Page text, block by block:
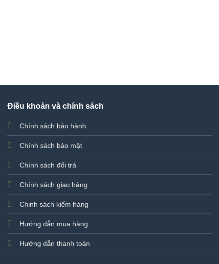
Điều khoản và chính sách
Chính sách bảo hành
Chính sách bảo mật
Chính sách đổi trả
Chính sách giao hàng
Chinh sách kiểm hàng
Hướng dẫn mua hàng
Hướng dẫn thanh toán